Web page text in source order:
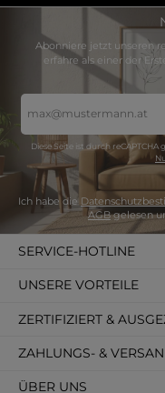
Abonniere jetzt unseren
erfahre als einer der
E-
Mail-
Adresse
Diese Seite ist durch
Ich habe die
AGBgelesen
SERVICE-HOTLINE
ZAHLUNGS- &
ÜBER UNS
ZERTIFIZIERT &
UNSERE VORTEILE